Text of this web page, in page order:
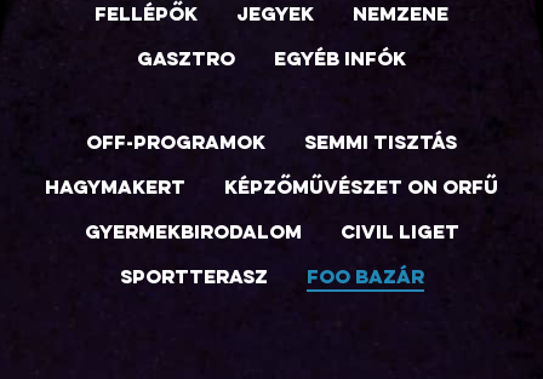
Fellépők Jegyek Nemzene
Gasztro Egyéb infók
Off-programok Semmi Tisztás
Hagymakert Képzőművészet on Orfű
Gyermekbirodalom Civil Liget
Sportterasz FOO Bazár